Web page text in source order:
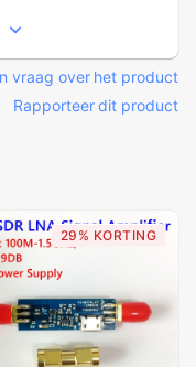
vraag over het product
Rapporteer dit product
29% KORTING